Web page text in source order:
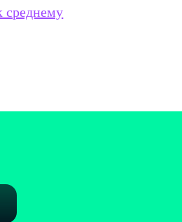
среднему